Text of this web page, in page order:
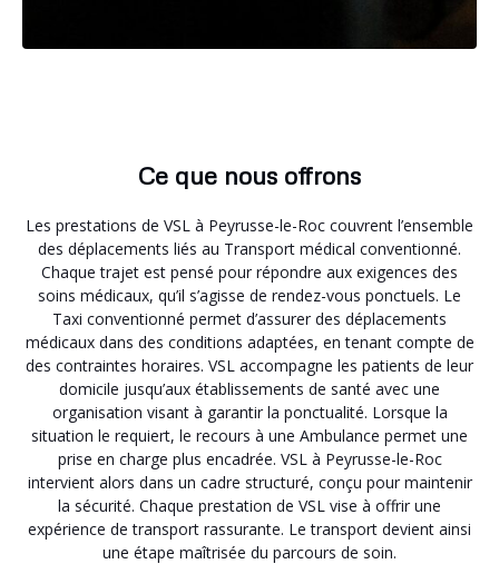
Ce que nous offrons
Les prestations de VSL à Peyrusse-le-Roc couvrent l’ensemble
des déplacements liés au Transport médical conventionné.
Chaque trajet est pensé pour répondre aux exigences des
soins médicaux, qu’il s’agisse de rendez-vous ponctuels. Le
Taxi conventionné permet d’assurer des déplacements
médicaux dans des conditions adaptées, en tenant compte de
des contraintes horaires. VSL accompagne les patients de leur
domicile jusqu’aux établissements de santé avec une
organisation visant à garantir la ponctualité. Lorsque la
situation le requiert, le recours à une Ambulance permet une
prise en charge plus encadrée. VSL à Peyrusse-le-Roc
intervient alors dans un cadre structuré, conçu pour maintenir
la sécurité. Chaque prestation de VSL vise à offrir une
expérience de transport rassurante. Le transport devient ainsi
une étape maîtrisée du parcours de soin.